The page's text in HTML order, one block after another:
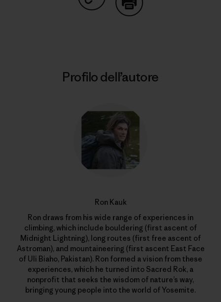
Condividi su Copy Link
Profilo dell’autore
Ron Kauk
Ron draws from his wide range of experiences in
climbing, which include bouldering (first ascent of
Midnight Lightning), long routes (first free ascent of
Astroman), and mountaineering (first ascent East Face
of Uli Biaho, Pakistan). Ron formed a vision from these
experiences, which he turned into Sacred Rok, a
nonprofit that seeks the wisdom of nature’s way,
bringing young people into the world of Yosemite.